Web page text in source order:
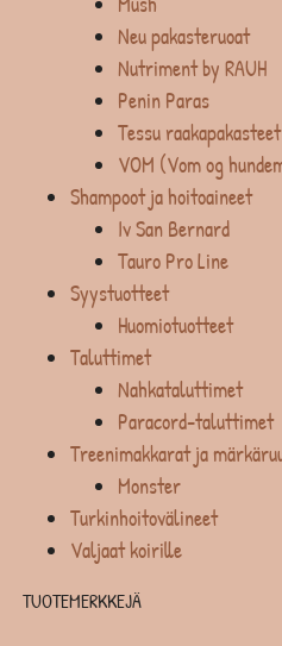
Neu pakasteruoat
Nutriment by RAUH
Penin Paras
Tessu raakapakasteet
VOM (Vom og
Shampoot ja hoitoaineet
Iv San Bernard
Tauro Pro Line
Syystuotteet
Huomiotuotteet
Taluttimet
Nahkataluttimet
Paracord-taluttimet
Treenimakkarat ja
Monster
Turkinhoitovälineet
Valjaat koirille
TUOTEMERKKEJÄ